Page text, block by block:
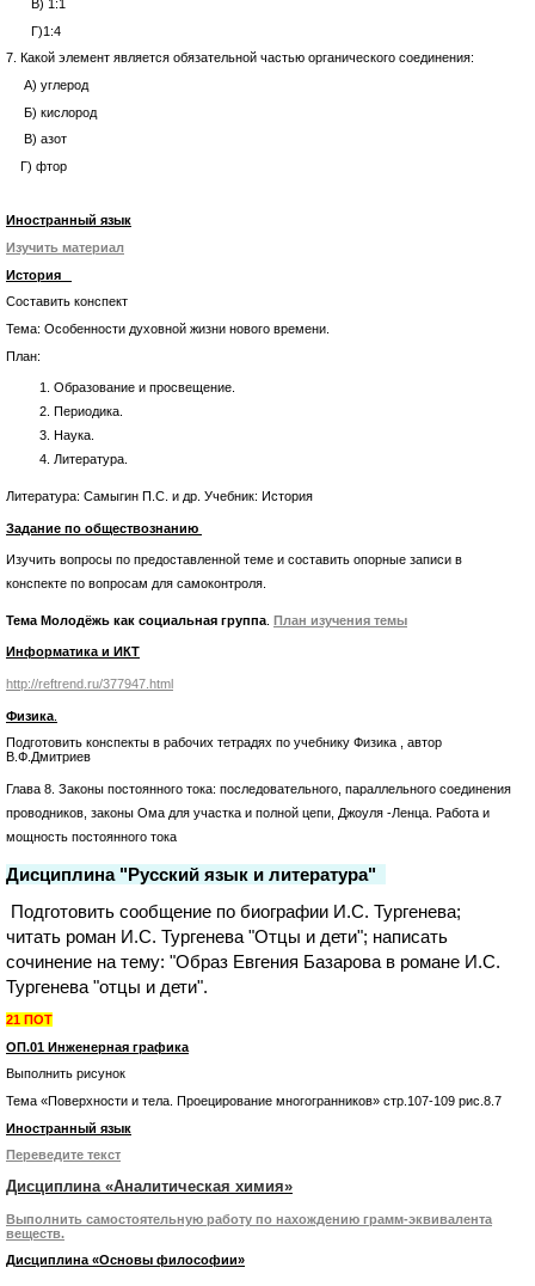
В) 1:1
Г)1:4
7. Какой элемент является обязательной частью органического соединения:
А) углерод
Б) кислород
В) азот
Г) фтор
Иностранный язык
Изучить материал
История
Составить конспект
Тема: Особенности духовной жизни нового времени.
План:
Образование и просвещение.
Периодика.
Наука.
Литература.
Литература: Самыгин П.С. и др. Учебник: История
Задание по обществознанию
Изучить вопросы по предоставленной теме и составить опорные записи в
конспекте по вопросам для самоконтроля.
Тема Молодёжь как социальная группа План изучения темы
Информатика и ИКТ
http://reftrend.ru/377947.html
Физика
Подготовить конспекты в рабочих тетрадях по учебнику Физика , автор
В.Ф.Дмитриев
Глава 8. Законы постоянного тока: последовательного, параллельного соединения
проводников, законы Ома для участка и полной цепи, Джоуля -Ленца. Работа и
мощность постоянного тока
Дисциплина "Русский язык и литература"
Подготовить сообщение по биографии И.С. Тургенева;
читать роман И.С. Тургенева "Отцы и дети"; написать
сочинение на тему: "Образ Евгения Базарова в романе И.С.
Тургенева "отцы и дети".
21 ПОТ
ОП.01 Инженерная графика
Выполнить рисунок
Тема «Поверхности и тела. Проецирование многогранников» стр.107-109 рис.8.7
Иностранный язык
Переведите текст
Дисциплина «Аналитическая химия»
Выполнить самостоятельную работу по нахождению грамм-эквивалента
веществ.
Дисциплина «Основы философии»